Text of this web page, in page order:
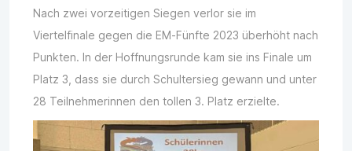
Nach zwei vorzeitigen Siegen verlor sie im
Viertelfinale gegen die EM-Fünfte 2023 überhöht nach
Punkten. In der Hoffnungsrunde kam sie ins Finale um
Platz 3, dass sie durch Schultersieg gewann und unter
28 Teilnehmerinnen den tollen 3. Platz erzielte.